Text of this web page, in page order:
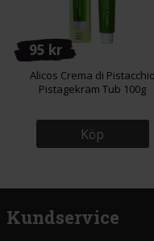
95 kr
Alicos Crema di Pistacchio
Pistagekräm Tub 100g
Köp
Kundservice